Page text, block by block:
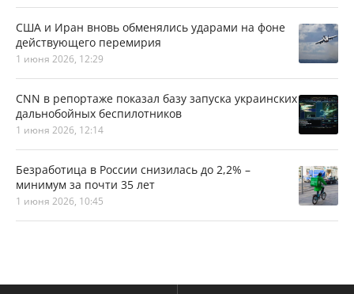
США и Иран вновь обменялись ударами на фоне
действующего перемирия
1 июня 2026, 12:29
CNN в репортаже показал базу запуска украинских
дальнобойных беспилотников
1 июня 2026, 12:14
Безработица в России снизилась до 2,2% –
минимум за почти 35 лет
1 июня 2026, 10:45